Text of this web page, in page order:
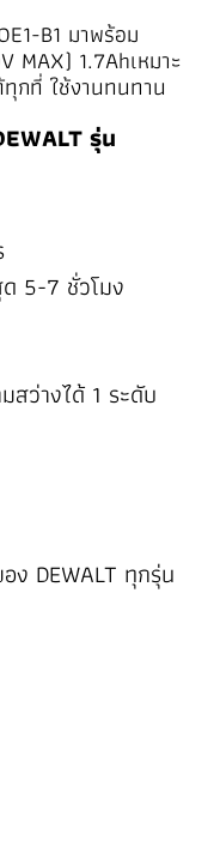
B1 มาพร้อม
MAX) 1.7Ahเหมาะ
กที่ ใช้งานทนทาน
รุ่น
5-7 ชั่วโมง
สว่างได้ 1 ระดับ
ง DEWALT ทุกรุ่น